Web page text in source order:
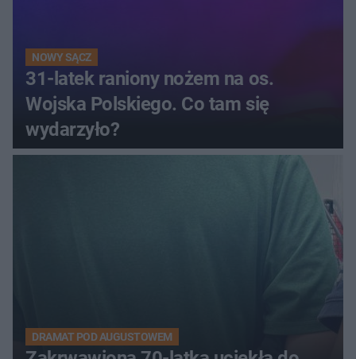
NOWY SĄCZ
31-latek raniony nożem na os.
Wojska Polskiego. Co tam się
wydarzyło?
DRAMAT POD AUGUSTOWEM